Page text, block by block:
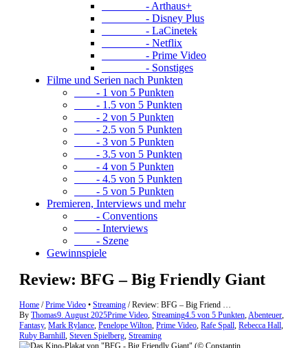
- Arthaus+
- Disney Plus
- LaCinetek
- Netflix
- Prime Video
- Sonstiges
Filme und Serien nach Punkten
- 1 von 5 Punkten
- 1.5 von 5 Punkten
- 2 von 5 Punkten
- 2.5 von 5 Punkten
- 3 von 5 Punkten
- 3.5 von 5 Punkten
- 4 von 5 Punkten
- 4.5 von 5 Punkten
- 5 von 5 Punkten
Premieren, Interviews und mehr
- Conventions
- Interviews
- Szene
Gewinnspiele
Review: BFG – Big Friendly Giant
Home /Prime Video • Streaming /Review: BFG – Big Friend …
By Thomas9. August 2025Prime Video, Streaming4.5 von 5 Punkten,Abenteuer,
Fantasy, Mark Rylance, Penelope Wilton, Prime Video, Rafe Spall, Rebecca Hall,
Ruby Barnhill, Steven Spielberg, Streaming